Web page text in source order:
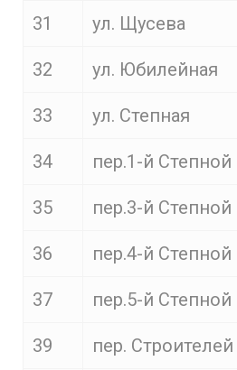
31 ул. Щусева
32 ул. Юбилейная
33 ул. Степная
34 пер.1-й Степной
35 пер.3-й Степной
36 пер.4-й Степной
37 пер.5-й Степной
39 пер. Строителей